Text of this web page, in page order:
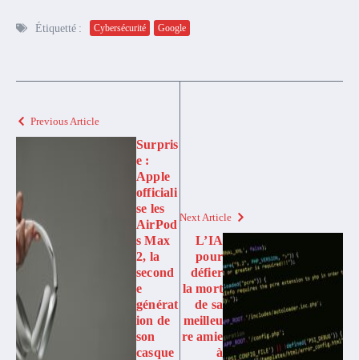
Étiquetté : Cybersécurité Google
Previous Article
Surpris
e :
Apple
officiali
se les
AirPod
s Max
2, la
second
e
générat
ion de
son
casque
Next Article
L’IA
pour
défier
la mort
de sa
meilleu
re amie
à